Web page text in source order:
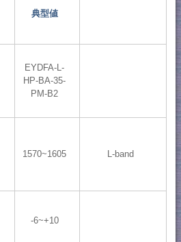
典型値
EYDFA-L-
HP-BA-35-
PM-B2
1570~1605 L-band
-6~+10